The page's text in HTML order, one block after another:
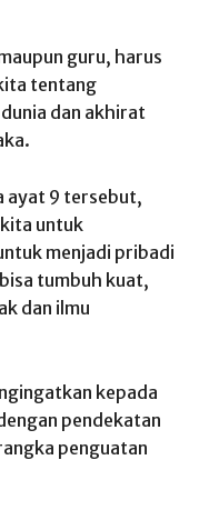
guru, harus
tentang
dan akhirat
ayat 9 tersebut,
untuk
menjadi pribadi
tumbuh kuat,
dan ilmu
kepada
pendekatan
penguatan